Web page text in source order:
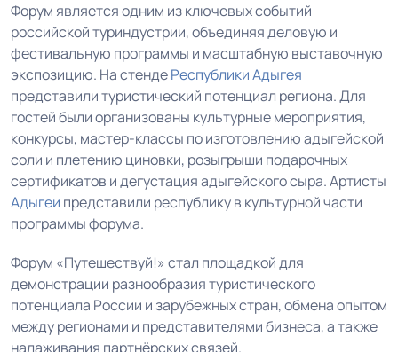
Форум является одним из ключевых событий
российской туриндустрии, объединяя деловую и
фестивальную программы и масштабную выставочную
экспозицию. На стендеРеспублики Адыгея
представили туристический потенциал региона. Для
гостей были организованы культурные мероприятия,
конкурсы, мастер-классы по изготовлению адыгейской
соли и плетению циновки, розыгрыши подарочных
сертификатов и дегустация адыгейского сыра.Артисты
Адыгеи представили республику в культурной части
программы форума.
Форум «Путешествуй!» стал площадкой для
демонстрации разнообразия туристического
потенциала России и зарубежных стран, обмена опытом
между регионами и представителями бизнеса, а также
налаживания партнёрских связей.